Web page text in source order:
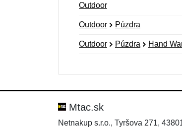
Outdoor
Outdoor Púzdra
Outdoor Púzdra Hand
Mtac.sk
Netnakup s.r.o., Tyršova 271,